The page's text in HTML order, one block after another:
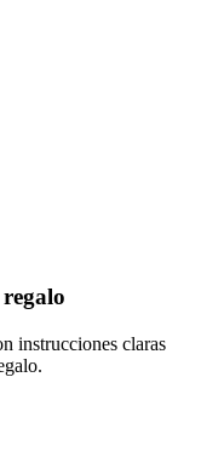
instrucciones claras